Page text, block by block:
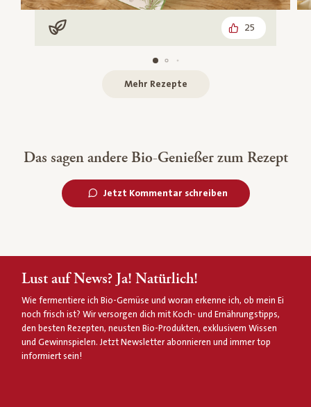
Vegan 25
Mehr Rezepte
Das sagen andere Bio-Genießer zum Rezept
Jetzt Kommentar schreiben
Lust auf News? Ja! Natürlich!
Wie fermentiere ich Bio-Gemüse und woran erkenne ich, ob mein Ei
noch frisch ist? Wir versorgen dich mit Koch- und Ernährungstipps,
den besten Rezepten, neusten Bio-Produkten, exklusivem Wissen
und Gewinnspielen. Jetzt Newsletter abonnieren und immer top
informiert sein!